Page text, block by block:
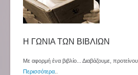
Η ΓΩΝΙΑ ΤΩΝ ΒΙΒΛΙΩΝ
Με αφορμή ένα βιβλίο... Διαβάζουμε,
Περισσότερα